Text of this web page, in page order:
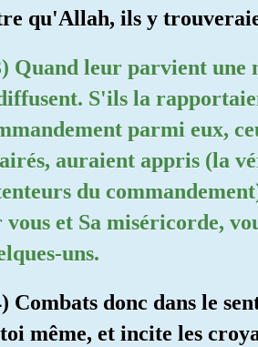
qu'Allah, ils y
Quand leur parvient une
S'ils la
parmi eux,
auraient appris (la
du
vous et Sa miséricorde,
uns.
Combats donc dans le
même, et incite les